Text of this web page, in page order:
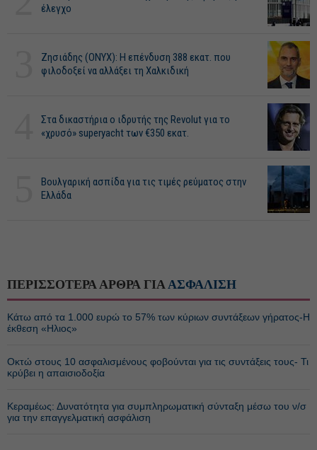
έλεγχο
Ζησιάδης (ONYX): Η επένδυση 388 εκατ. που
φιλοδοξεί να αλλάξει τη Χαλκιδική
Στα δικαστήρια ο ιδρυτής της Revolut για το
«χρυσό» superyacht των €350 εκατ.
Βουλγαρική ασπίδα για τις τιμές ρεύματος στην
Ελλάδα
ΠΕΡΙΣΣΟΤΕΡΑ ΑΡΘΡΑ ΓΙΑΑΣΦΑΛΙΣΗ
Κάτω από τα 1.000 ευρώ το 57% των κύριων συντάξεων γήρατος-Η
έκθεση «Ηλιος»
Οκτώ στους 10 ασφαλισμένους φοβούνται για τις συντάξεις τους- Τι
κρύβει η απαισιοδοξία
Κεραμέως: Δυνατότητα για συμπληρωματική σύνταξη μέσω του ν/σ
για την επαγγελματική ασφάλιση